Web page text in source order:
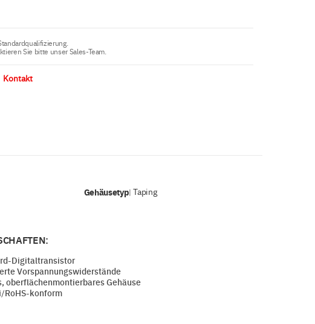
Sie bitte unser Sales-Team.
Kontakt
Gehäusetyp|Taping
Digitaltransistor
Vorspannungswiderstände
oberflächenmontierbares Gehäuse
RoHS-konform